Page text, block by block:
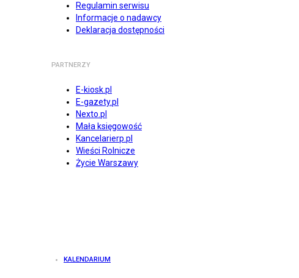
Regulamin serwisu
Informacje o nadawcy
Deklaracja dostępności
PARTNERZY
E-kiosk.pl
E-gazety.pl
Nexto.pl
Mała księgowość
Kancelarierp.pl
Wieści Rolnicze
Życie Warszawy
KALENDARIUM